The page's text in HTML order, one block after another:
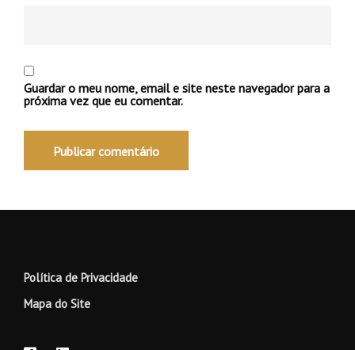
Guardar o meu nome, email e site neste navegador para a
próxima vez que eu comentar.
Política de Privacidade
Mapa do Site